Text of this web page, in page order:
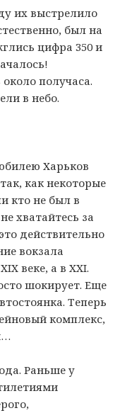
их выстрелило
был на
цифра 350 и
получаса.
в небо.
Харьков
как некоторые
кто не был в
хватайтесь за
действительно
вокзала
веке, а в XXI.
шокирует. Еще
Теперь
комплекс,
Раньше у